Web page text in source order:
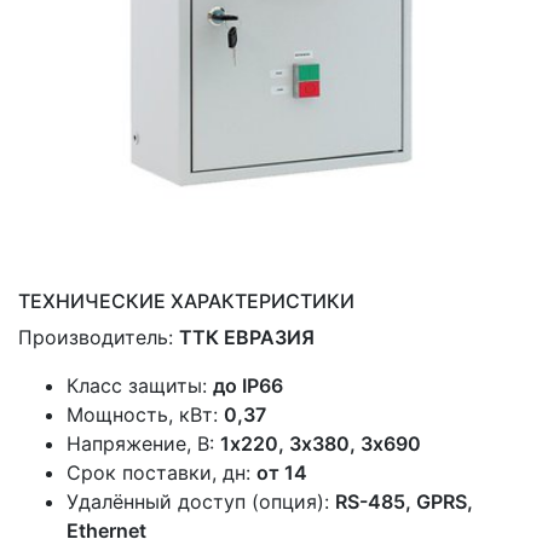
ТЕХНИЧЕСКИЕ ХАРАКТЕРИСТИКИ
Производитель: ТТК ЕВРАЗИЯ
Класс защиты: до IP66
Мощность, кВт: 0,37
Напряжение, В: 1x220, 3х380, 3х690
Срок поставки, дн: от 14
Удалённый доступ (опция): RS-485, GPRS,
Ethernet